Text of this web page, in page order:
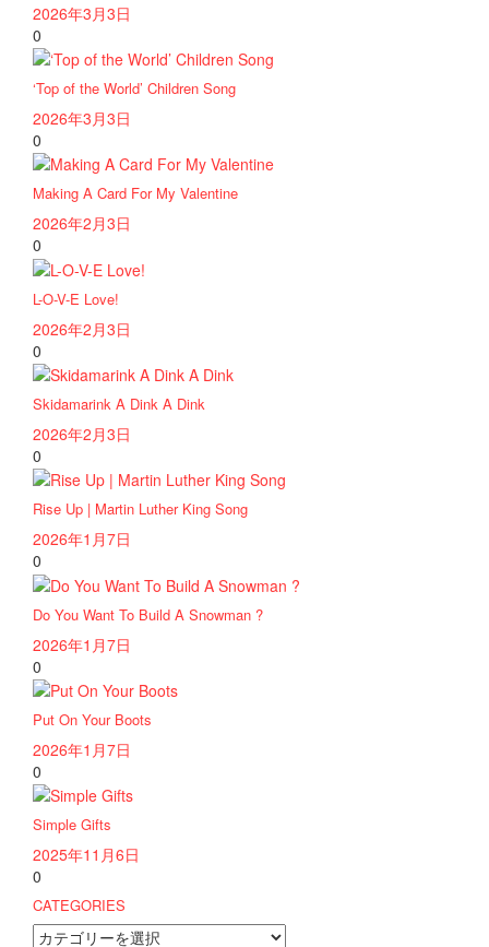
2026年3月3日
0
‘Top of the World’ Children Song
2026年3月3日
0
Making A Card For My Valentine
2026年2月3日
0
L-O-V-E Love!
2026年2月3日
0
Skidamarink A Dink A Dink
2026年2月3日
0
Rise Up | Martin Luther King Song
2026年1月7日
0
Do You Want To Build A Snowman ?
2026年1月7日
0
Put On Your Boots
2026年1月7日
0
Simple Gifts
2025年11月6日
0
CATEGORIES
CATEGORIES